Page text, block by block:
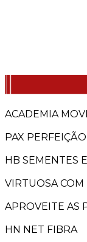
ACADEMIA
PAX PERFEIÇÃO
HB SEMENTES
VIRTUOSA COM
APROVEITE AS
HN NET FIBRA